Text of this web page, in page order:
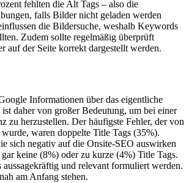
fehlten die Alt Tags – also die
falls Bilder nicht geladen werden
die Bildersuche, weshalb Keywords
Zudem sollte regelmäßig überprüft
auf der Seite korrekt dargestellt werden.
Informationen über das eigentliche
daher von großer Bedeutung, um bei einer
zu herzustellen. Der häufigste Fehler, der von
waren doppelte Title Tags (35%).
sich negativ auf die Onsite-SEO auswirken
keine (8%) oder zu kurze (4%) Title Tags.
aussagekräftig und relevant formuliert werden.
am Anfang stehen.